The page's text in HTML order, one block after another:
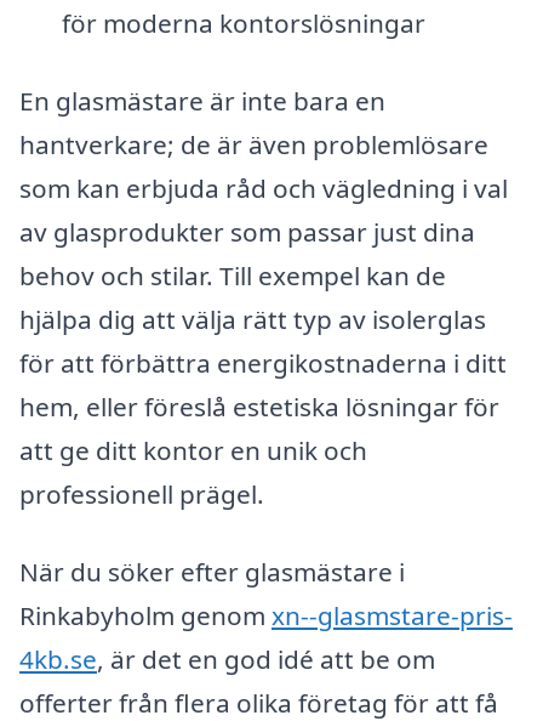
för moderna kontorslösningar
En glasmästare är inte bara en
hantverkare; de är även problemlösare
som kan erbjuda råd och vägledning i val
av glasprodukter som passar just dina
behov och stilar. Till exempel kan de
hjälpa dig att välja rätt typ av isolerglas
för att förbättra energikostnaderna i ditt
hem, eller föreslå estetiska lösningar för
att ge ditt kontor en unik och
professionell prägel.
När du söker efter glasmästare i
Rinkabyholm genom xn--glasmstare-pris-
4kb.se, är det en god idé att be om
offerter från flera olika företag för att få